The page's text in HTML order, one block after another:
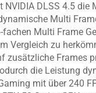
NVIDIA DLSS 4.5 die
Multi
fachen Multi Frame
Vergleich zu
zusätzliche Frames
die Leistung
mit über 240